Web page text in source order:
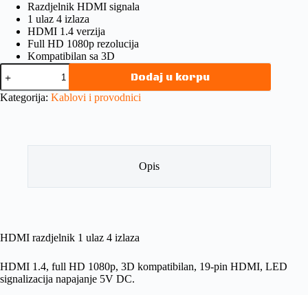
Razdjelnik HDMI signala
1 ulaz 4 izlaza
HDMI 1.4 verzija
Full HD 1080p rezolucija
Kompatibilan sa 3D
Dodaj u korpu
Kategorija: Kablovi i provodnici
Opis
HDMI razdjelnik 1 ulaz 4 izlaza
HDMI 1.4, full HD 1080p, 3D kompatibilan, 19-pin HDMI, LED
signalizacija napajanje 5V DC.